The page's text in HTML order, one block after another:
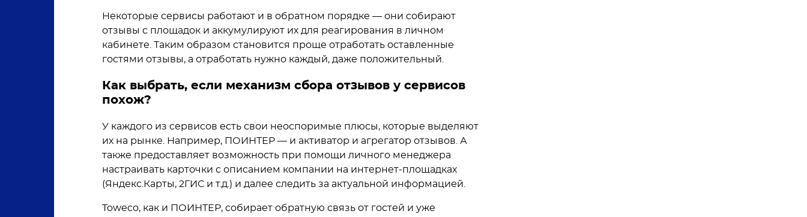
Некоторые сервисы работают и в обратном порядке — они собирают
отзывы с площадок и аккумулируют их для реагирования в личном
кабинете. Таким образом становится проще отработать оставленные
гостями отзывы, а отработать нужно каждый, даже положительный.
Как выбрать, если механизм сбора отзывов у сервисов
похож?
У каждого из сервисов есть свои неоспоримые плюсы, которые выделяют
их на рынке. Например, ПОИНТЕР — и активатор и агрегатор отзывов. А
также предоставляет возможность при помощи личного менеджера
настраивать карточки с описанием компании на интернет-площадках
(Яндекс.Карты, 2ГИС и т.д.) и далее следить за актуальной информацией.
Toweco, как и ПОИНТЕР, собирает обратную связь от гостей и уже